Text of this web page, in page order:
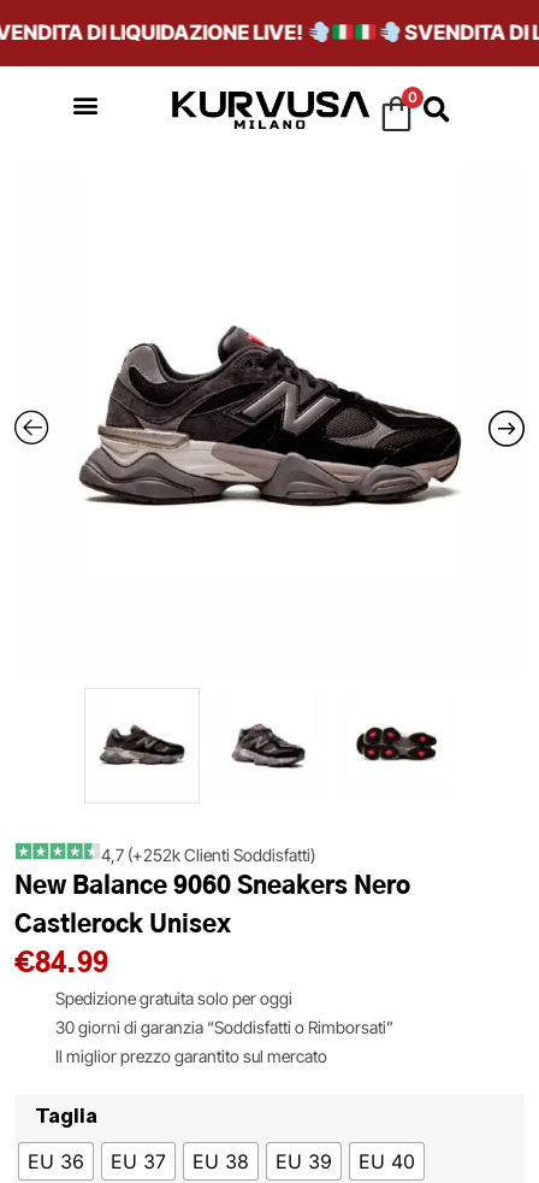
DI LIQUIDAZIONE LIVE! SVENDITA DI
0
4,7 (+252k Clienti Soddisfatti)
New Balance 9060 Sneakers Nero
Castlerock Unisex
€84.99
Spedizione gratuita solo per oggi
30 giorni di garanzia “Soddisfatti o Rimborsati”
Il miglior prezzo garantito sul mercato
Taglia
EU 36
EU 37 EU 38 EU 39
EU 40